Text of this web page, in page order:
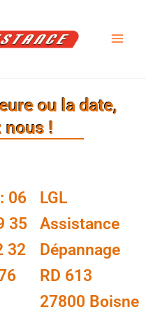
ou la date,
nous !
LGL
Assistance
Dépannage
RD 613
27800 Boisne
06
35
32